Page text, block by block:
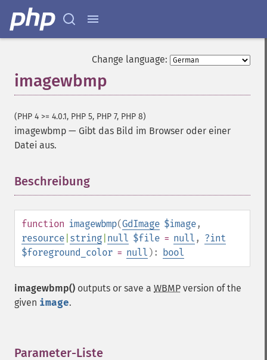
Change language:
imagewbmp
(PHP 4 >= 4.0.1, PHP 5, PHP 7, PHP 8)
imagewbmp — Gibt das Bild im Browser oder einer
Datei aus.
Beschreibung
function imagewbmp(GdImage $image,
resource string null $file = null , ?int
$foreground_color = null ): bool
imagewbmp() outputs or save a WBMP version of the
given image.
Parameter-Liste